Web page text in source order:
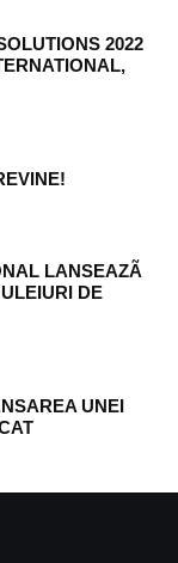
2022
LANSEAZÃ
DE
UNEI